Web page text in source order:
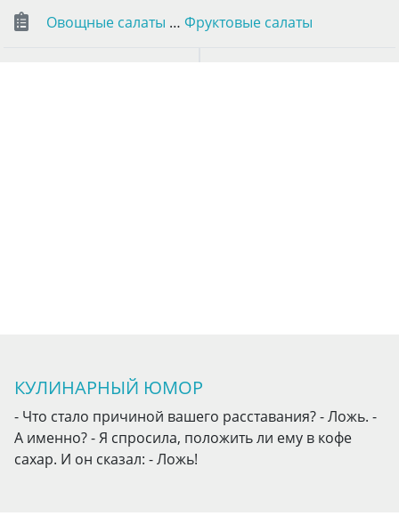
Овощные салаты … Фруктовые салаты
КУЛИНАРНЫЙ ЮМОР
- Что стало причиной вашего расставания? - Ложь. -
А именно? - Я спросила, положить ли ему в кофе
сахар. И он сказал: - Ложь!